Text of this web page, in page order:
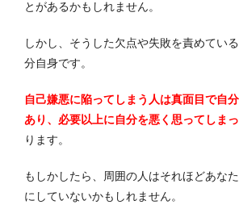
とがあるかもしれません。
しかし、そうした欠点や失敗を責めてい
分自身です。
自己嫌悪に陥ってしまう人は真面目で自
あり、必要以上に自分を悪く思ってしま
ります。
もしかしたら、周囲の人はそれほどあな
にしていないかもしれません。